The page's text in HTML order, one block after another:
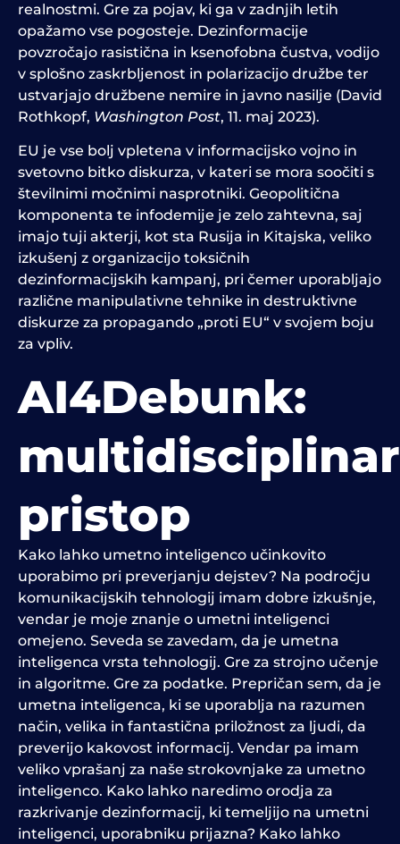
realnostmi. Gre za pojav, ki ga v zadnjih letih
opažamo vse pogosteje. Dezinformacije
povzročajo rasistična in ksenofobna čustva, vodijo
v splošno zaskrbljenost in polarizacijo družbe ter
ustvarjajo družbene nemire in javno nasilje (David
Rothkopf, Washington Post, 11. maj 2023).
EU je vse bolj vpletena v informacijsko vojno in
svetovno bitko diskurza, v kateri se mora soočiti s
številnimi močnimi nasprotniki. Geopolitična
komponenta te infodemije je zelo zahtevna, saj
imajo tuji akterji, kot sta Rusija in Kitajska, veliko
izkušenj z organizacijo toksičnih
dezinformacijskih kampanj, pri čemer uporabljajo
različne manipulativne tehnike in destruktivne
diskurze za propagando „proti EU“ v svojem boju
za vpliv.
AI4Debunk:
pristop
Kako lahko umetno inteligenco učinkovito
uporabimo pri preverjanju dejstev? Na področju
komunikacijskih tehnologij imam dobre izkušnje,
vendar je moje znanje o umetni inteligenci
omejeno. Seveda se zavedam, da je umetna
inteligenca vrsta tehnologij. Gre za strojno učenje
in algoritme. Gre za podatke. Prepričan sem, da je
umetna inteligenca, ki se uporablja na razumen
način, velika in fantastična priložnost za ljudi, da
preverijo kakovost informacij. Vendar pa imam
veliko vprašanj za naše strokovnjake za umetno
inteligenco. Kako lahko naredimo orodja za
razkrivanje dezinformacij, ki temeljijo na umetni
inteligenci, uporabniku prijazna? Kako lahko